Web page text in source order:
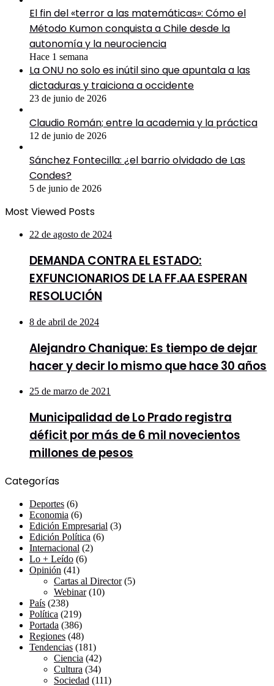
El fin del «terror a las matemáticas»: Cómo el
Método Kumon conquista a Chile desde la
autonomía y la neurociencia
Hace 1 semana
La ONU no solo es inútil sino que apuntala a las
dictaduras y traiciona a occidente
23 de junio de 2026
Claudio Román; entre la academia y la práctica
12 de junio de 2026
Sánchez Fontecilla: ¿el barrio olvidado de Las
Condes?
5 de junio de 2026
Most Viewed Posts
22 de agosto de 2024
DEMANDA CONTRA EL ESTADO:
EXFUNCIONARIOS DE LA FF.AA ESPERAN
RESOLUCIÓN
8 de abril de 2024
Alejandro Chanique: Es tiempo de dejar
hacer y decir lo mismo que hace 30 años
25 de marzo de 2021
Municipalidad de Lo Prado registra
déficit por más de 6 mil novecientos
millones de pesos
Categorías
Deportes (6)
Economia (6)
Edición Empresarial (3)
Edición Política (6)
Internacional (2)
Lo + Leído (6)
Opinión (41)
Cartas al Director(5)
Webinar(10)
País (238)
Política (219)
Portada (386)
Regiones (48)
Tendencias (181)
Ciencia (42)
Cultura (34)
Sociedad (111)